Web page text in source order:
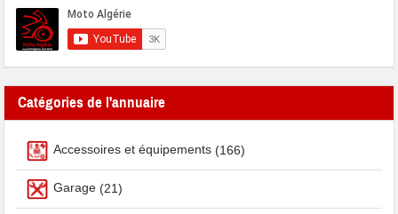
Catégories de l'annuaire
Accessoires et équipements (166)
Garage (21)